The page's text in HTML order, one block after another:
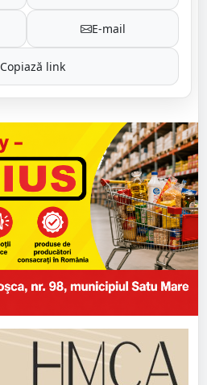
E-mail
Copiază link